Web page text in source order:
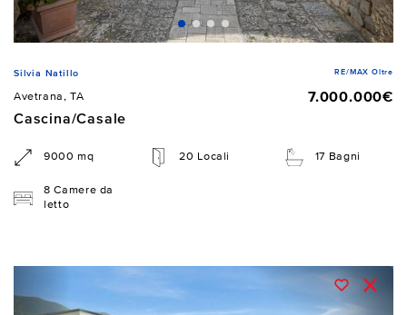
Silvia Natillo RE/MAX Oltre
Avetrana, TA
7.000.000€
Cascina/Casale
9000 mq 20 Locali 17 Bagni
8 Camere da
letto